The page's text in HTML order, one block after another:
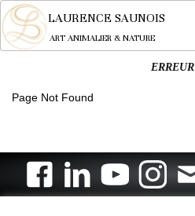
LAURENCE SAUNOIS
ART ANIMALIER & NATURE
NYMPHEUS LUMINANSIS.
BECASSE
COMMANDE
ERREUR
Page Not Found